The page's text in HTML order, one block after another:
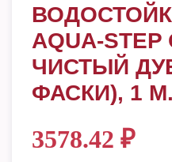
AQUA-STEP
ЧИСТЫЙ
ФАСКИ), 1
3578.42 ₽